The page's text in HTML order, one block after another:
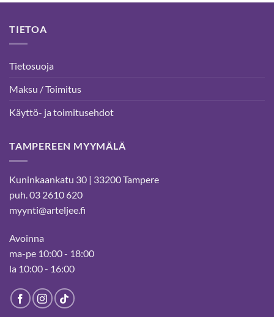
TIETOA
Tietosuoja
Maksu / Toimitus
Käyttö- ja toimitusehdot
TAMPEREEN MYYMÄLÄ
Kuninkaankatu 30 | 33200 Tampere
puh. 03 2610 620
myynti@arteljee.fi
Avoinna
ma-pe 10:00 - 18:00
la 10:00 - 16:00